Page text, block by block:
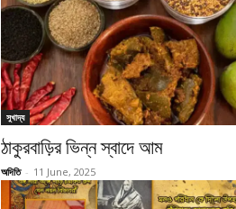
সুখাদ্য
ঠাকুরবাড়ির ভিন্ন স্বাদে আম
অদিতি - 11 June, 2025